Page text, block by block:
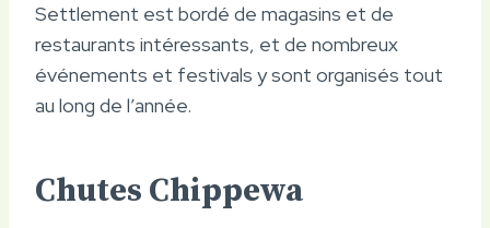
Settlement est bordé de magasins et de
restaurants intéressants, et de nombreux
événements et festivals y sont organisés tout
au long de l’année.
Chutes Chippewa